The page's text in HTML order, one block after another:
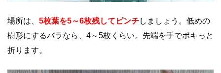
場所は、 5枚葉を5～6枚残してピンチしましょう。低めの
樹形にするバラなら、4～5枚くらい。先端を手でポキっと
折ります。